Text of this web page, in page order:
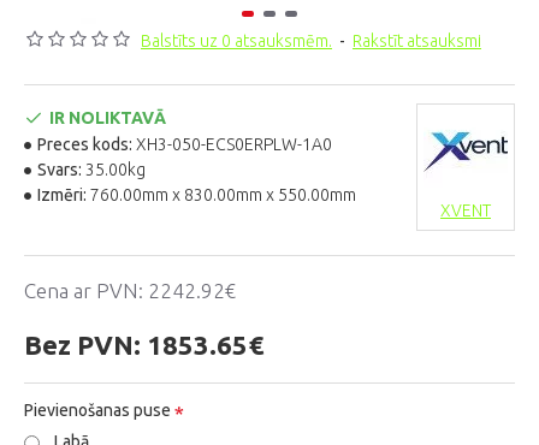
Balstīts uz 0 atsauksmēm. - Rakstīt atsauksmi
Cena ar PVN: 2242.92€
Bez PVN: 1853.65€
IR NOLIKTAVĀ
Preces kods: XH3-050-ECS0ERPLW-1A0
Svars: 35.00kg
Izmēri: 760.00mm x 830.00mm x 550.00mm
XVENT
Pievienošanas puse